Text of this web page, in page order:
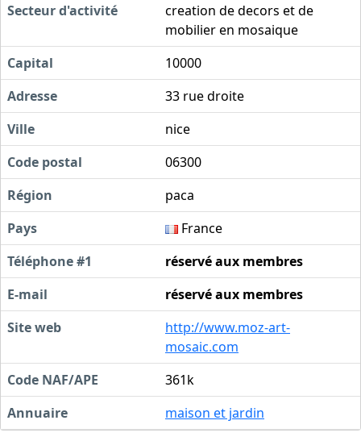
Secteur d'activité
creation de decors et de
mobilier en mosaique
Capital
10000
Adresse
33 rue droite
Ville
nice
Code postal
06300
Région
paca
Pays
France
Téléphone #1
réservé aux membres
E-mail
réservé aux membres
Site web
http://www.moz-art-
mosaic.com
Code NAF/APE
361k
Annuaire
maison et jardin